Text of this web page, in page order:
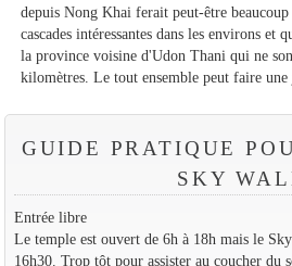
depuis Nong Khai ferait peut-être
cascades intéressantes dans les environs et
la province voisine d'Udon Thani qui ne
kilomètres. Le tout ensemble peut faire
GUIDE PRATIQUE
SKY
Entrée libre
Le temple est ouvert de 6h à 18h mais le
16h30. Trop tôt pour assister au coucher